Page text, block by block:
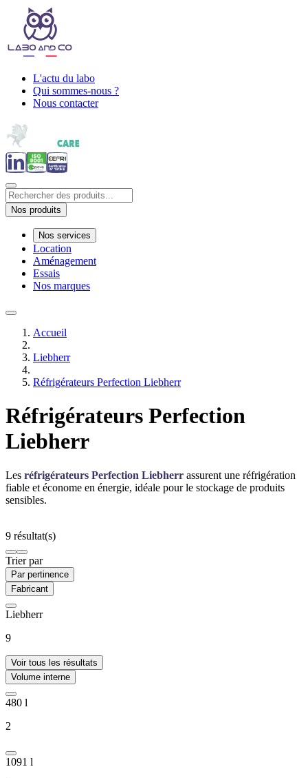
L'actu du labo
Qui sommes-nous ?
Nous contacter
Nos produits
Nos services
Location
Aménagement
Essais
Nos marques
Accueil
Liebherr
Réfrigérateurs Perfection Liebherr
Réfrigérateurs Perfection
Liebherr
Les réfrigérateurs Perfection Liebherr assurent une réfrigération
fiable et économe en énergie, idéale pour le stockage de produits
sensibles.
9 résultat(s)
Trier par
Par pertinence
Fabricant
Liebherr
9
Voir tous les résultats
Volume interne
480 l
2
1091 l